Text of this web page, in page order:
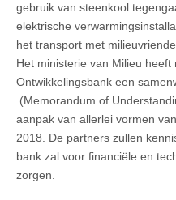
gebruik van steenkool
elektrische
het transport met
Het ministerie van Milieu heeft
Ontwikkelingsbank een
(Memorandum of
aanpak van allerlei vormen
2018. De partners zullen
bank zal voor financiële en
zorgen.